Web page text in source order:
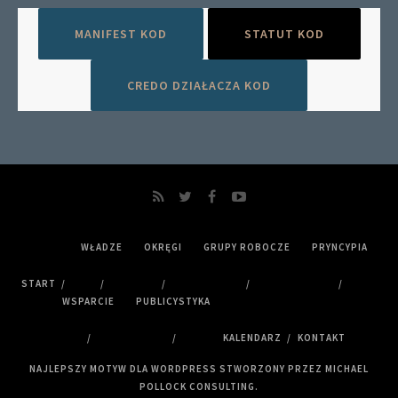
MANIFEST KOD STATUT KOD
CREDO DZIAŁACZA KOD
START
WŁADZE OKRĘGI GRUPY ROBOCZE PRYNCYPIA
WSPARCIE PUBLICYSTYKA
KALENDARZ KONTAKT
NAJLEPSZY MOTYW DLA WORDPRESS STWORZONY PRZEZ MICHAEL
POLLOCK CONSULTING.